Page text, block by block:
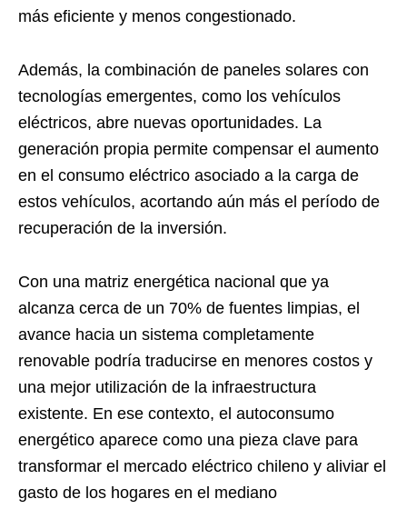
más eficiente y menos congestionado.
Además, la combinación de paneles solares con
tecnologías emergentes, como los vehículos
eléctricos, abre nuevas oportunidades. La
generación propia permite compensar el aumento
en el consumo eléctrico asociado a la carga de
estos vehículos, acortando aún más el período de
recuperación de la inversión.
Con una matriz energética nacional que ya
alcanza cerca de un 70% de fuentes limpias, el
avance hacia un sistema completamente
renovable podría traducirse en menores costos y
una mejor utilización de la infraestructura
existente. En ese contexto, el autoconsumo
energético aparece como una pieza clave para
transformar el mercado eléctrico chileno y aliviar el
gasto de los hogares en el mediano